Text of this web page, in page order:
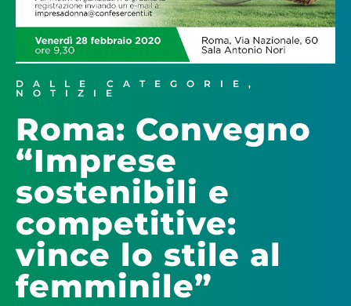
DALLE CATEGORIE ,
NOTIZIE
Roma: Convegno
“Imprese
sostenibili e
competitive:
vince lo stile al
femminile”